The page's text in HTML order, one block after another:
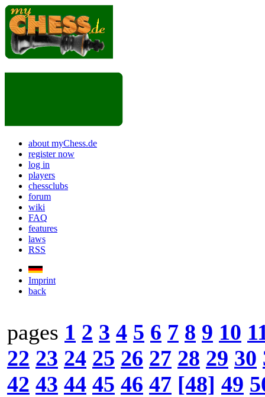
about myChess.de
register now
log in
players
chessclubs
forum
wiki
FAQ
features
laws
RSS
Imprint
back
pages 1 2 3 4 5 6 7 8 9 10
22 23 24 25 26 27 28 29 30
42 43 44 45 46 47 [48] 49